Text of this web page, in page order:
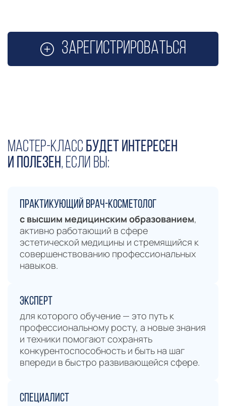
Зарегистрироваться
Мастер-класс будет интересен
и полезен, если вы:
практикующий врач-косметолог
с высшим медицинским образованием,
активно работающий в сфере
эстетической медицины и стремящийся к
совершенствованию профессиональных
навыков.
Эксперт
для которого обучение — это путь к
профессиональному росту, а новые знания
и техники помогают сохранять
конкурентоспособность и быть на шаг
впереди в быстро развивающейся сфере.
Специалист